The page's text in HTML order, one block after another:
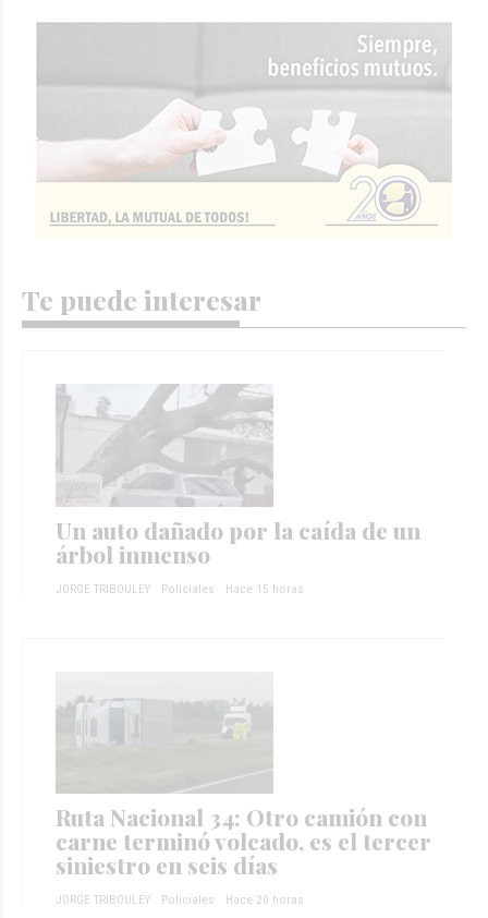
Te puede interesar
Un auto dañado por la caída de un
árbol inmenso
JORGE TRIBOULEY Policiales Hace 15 horas
Ruta Nacional 34: Otro camión con
carne terminó volcado, es el tercer
siniestro en seis días
JORGE TRIBOULEY Policiales Hace 20 horas